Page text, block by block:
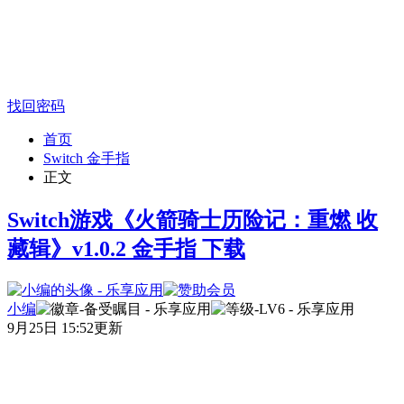
找回密码
首页
Switch 金手指
正文
Switch游戏《火箭骑士历险记：重燃 收
藏辑》v1.0.2 金手指 下载
小编
9月25日 15:52更新